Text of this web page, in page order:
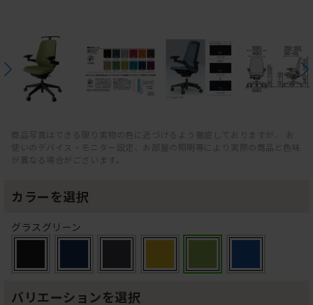
商品写真はできる限り実物の色に近づけるよう徹底しておりますが、 お
使いのデバイス・モニター設定、お部屋の照明等により実際の商品と色味
が異なる場合がございます。
カラーを選択
グラスグリーン
バリエーションを選択